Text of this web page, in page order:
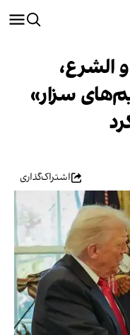
الشرع،
سزار»
اشتراک‌گذاری